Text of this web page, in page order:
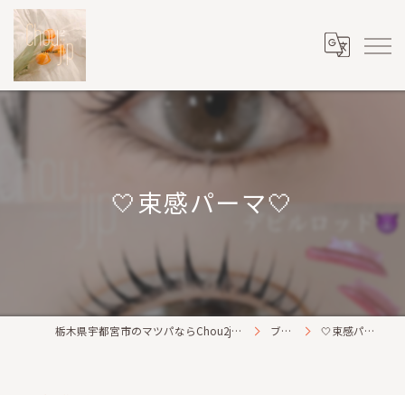
🤍束感パーマ🤍
栃木県宇都宮市のマツパならChou2jip(シュシュジプ) ブログ 🤍束感パーマ🤍